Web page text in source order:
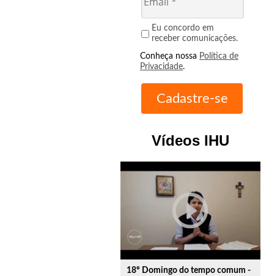
Eu concordo em
receber comunicações.
Conheça nossa Política de
Privacidade.
Vídeos IHU
play_circle_outline
18º Domingo do tempo comum -